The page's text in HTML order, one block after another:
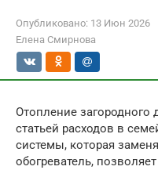
Опубликовано: 13 Июн 2026
Елена Смирнова
Отопление загородного
статьей расходов в
системы, которая
обогреватель,